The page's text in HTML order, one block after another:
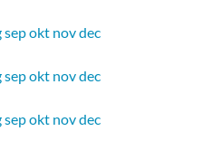
sepokt novdec
sepokt novdec
sepokt novdec